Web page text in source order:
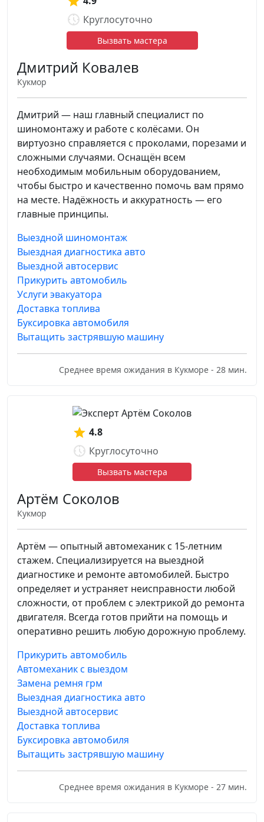
Круглосуточно
Вызвать мастера
Дмитрий Ковалев
Кукмор
Дмитрий — наш главный специалист по
шиномонтажу и работе с колёсами. Он
виртуозно справляется с проколами, порезами и
сложными случаями. Оснащён всем
необходимым мобильным оборудованием,
чтобы быстро и качественно помочь вам прямо
на месте. Надёжность и аккуратность — его
главные принципы.
Выездной шиномонтаж
Выездная диагностика авто
Выездной автосервис
Прикурить автомобиль
Услуги эвакуатора
Доставка топлива
Буксировка автомобиля
Вытащить застрявшую машину
Среднее время ожидания в Кукморе - 28 мин.
4.8
Круглосуточно
Вызвать мастера
Артём Соколов
Кукмор
Артём — опытный автомеханик с 15-летним
стажем. Специализируется на выездной
диагностике и ремонте автомобилей. Быстро
определяет и устраняет неисправности любой
сложности, от проблем с электрикой до ремонта
двигателя. Всегда готов прийти на помощь и
оперативно решить любую дорожную проблему.
Прикурить автомобиль
Автомеханик с выездом
Замена ремня грм
Выездная диагностика авто
Выездной автосервис
Доставка топлива
Буксировка автомобиля
Вытащить застрявшую машину
Среднее время ожидания в Кукморе - 27 мин.